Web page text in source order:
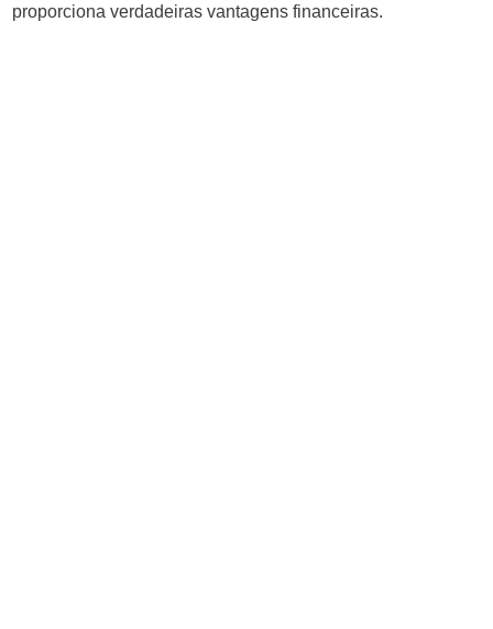
proporciona verdadeiras vantagens financeiras.